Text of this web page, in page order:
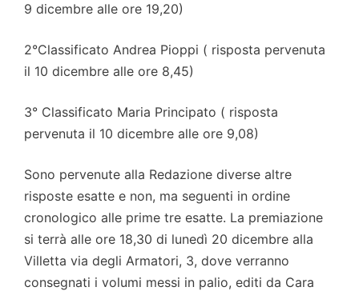
9 dicembre alle ore 19,20)
2°Classificato Andrea Pioppi ( risposta pervenuta
il 10 dicembre alle ore 8,45)
3° Classificato Maria Principato ( risposta
pervenuta il 10 dicembre alle ore 9,08)
Sono pervenute alla Redazione diverse altre
risposte esatte e non, ma seguenti in ordine
cronologico alle prime tre esatte. La premiazione
si terrà alle ore 18,30 di lunedì 20 dicembre alla
Villetta via degli Armatori, 3, dove verranno
consegnati i volumi messi in palio, editi da Cara